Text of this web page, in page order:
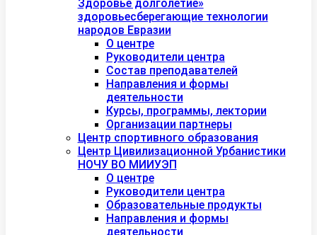
Здоровье долголетие»
здоровьесберегающие технологии
народов Евразии
О центре
Руководители центра
Состав преподавателей
Направления и формы
деятельности
Курсы, программы, лектории
Организации партнеры
Центр спортивного образования
Центр Цивилизационной Урбанистики
НОЧУ ВО МИИУЭП
О центре
Руководители центра
Образовательные продукты
Направления и формы
деятельности